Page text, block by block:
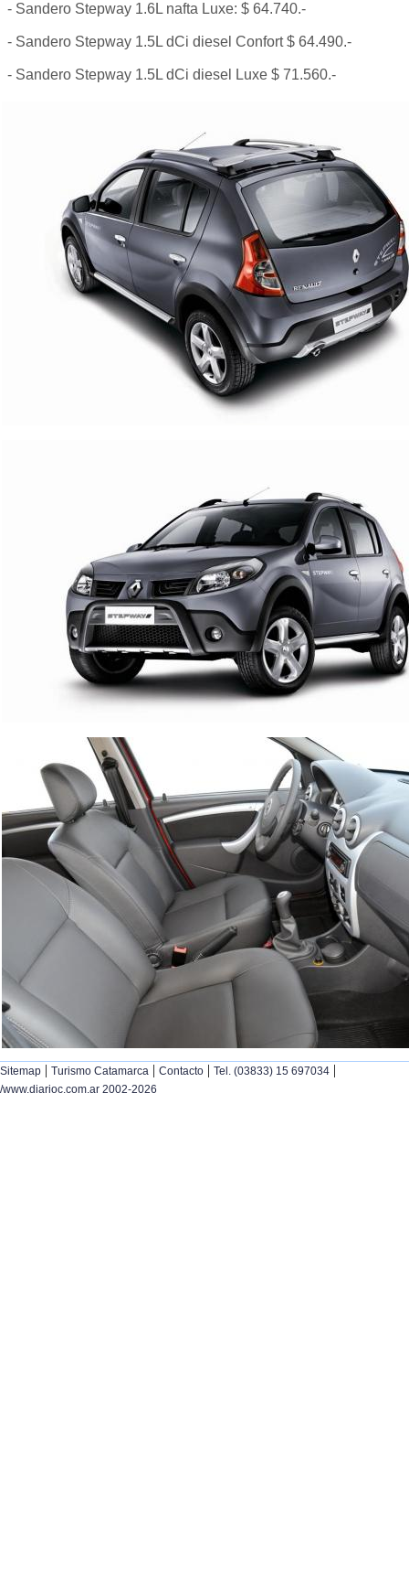
- Sandero Stepway 1.6L nafta Luxe: $ 64.740.-
- Sandero Stepway 1.5L dCi diesel Confort $ 64.490.-
- Sandero Stepway 1.5L dCi diesel Luxe $ 71.560.-
Sitemap | Turismo Catamarca | Contacto | Tel. (03833) 15 697034 |
/www.diarioc.com.ar 2002-2026